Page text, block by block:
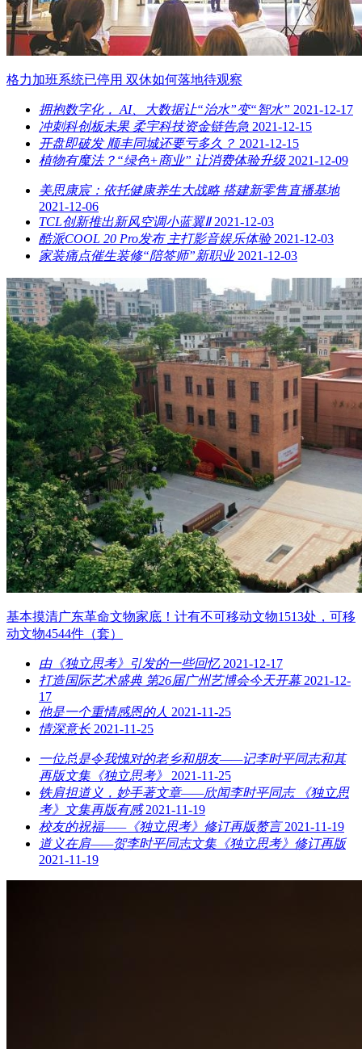
格力加班系统已停用 双休如何落地待观察
拥抱数字化， AI、大数据让“治水”变“智水” 2021-12-17
冲刺科创板未果 柔宇科技资金链告急 2021-12-15
开盘即破发 顺丰同城还要亏多久？ 2021-12-15
植物有魔法？“绿色+商业” 让消费体验升级 2021-12-09
美思康宸：依托健康养生大战略 搭建新零售直播基地
2021-12-06
TCL创新推出新风空调小蓝翼Ⅱ 2021-12-03
酷派COOL 20 Pro发布 主打影音娱乐体验 2021-12-03
家装痛点催生装修“陪签师”新职业 2021-12-03
基本摸清广东革命文物家底！计有不可移动文物1513处，可移
动文物4544件（套）
由《独立思考》引发的一些回忆 2021-12-17
打造国际艺术盛典 第26届广州艺博会今天开幕 2021-12-
17
他是一个重情感恩的人 2021-11-25
情深意长 2021-11-25
一位总是令我愧对的老乡和朋友——记李时平同志和其
再版文集《独立思考》
2021-11-25
铁肩担道义，妙手著文章——欣闻李时平同志 《独立思
考》文集再版有感 2021-11-19
校友的祝福——《独立思考》修订再版赘言 2021-11-19
道义在肩——贺李时平同志文集《独立思考》修订再版
2021-11-19